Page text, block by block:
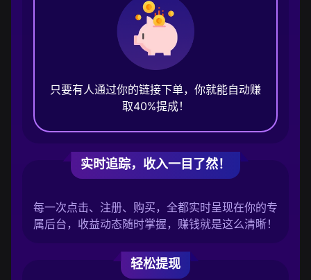
只要有人通过你的链接下单，你就能自动赚
取40%提成！
实时追踪，收入一目了然！
每一次点击、注册、购买，全都实时呈现在你的专
属后台，收益动态随时掌握，赚钱就是这么清晰！
轻松提现